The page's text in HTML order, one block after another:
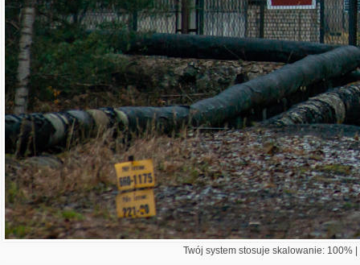
Twój system stosuje skalowanie: 100%